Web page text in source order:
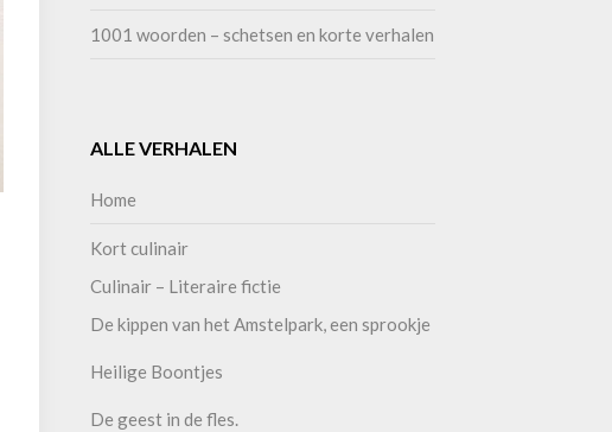
1001 woorden – schetsen en korte verhalen
ALLE VERHALEN
Home
Kort culinair
Culinair – Literaire fictie
De kippen van het Amstelpark, een sprookje
Heilige Boontjes
De geest in de fles.